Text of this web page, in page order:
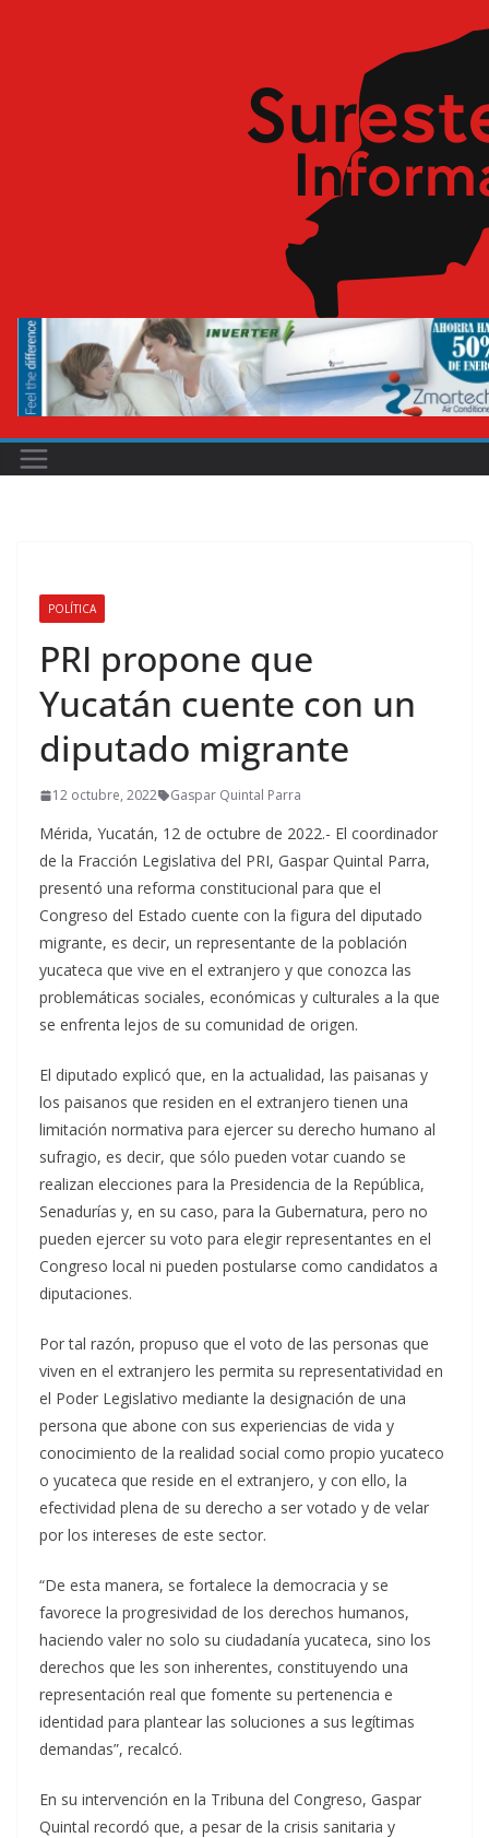
POLÍTICA
PRI propone que
Yucatán cuente con un
diputado migrante
12 octubre, 2022 Gaspar Quintal Parra
Mérida, Yucatán, 12 de octubre de 2022.- El coordinador
de la Fracción Legislativa del PRI, Gaspar Quintal Parra,
presentó una reforma constitucional para que el
Congreso del Estado cuente con la figura del diputado
migrante, es decir, un representante de la población
yucateca que vive en el extranjero y que conozca las
problemáticas sociales, económicas y culturales a la que
se enfrenta lejos de su comunidad de origen.
El diputado explicó que, en la actualidad, las paisanas y
los paisanos que residen en el extranjero tienen una
limitación normativa para ejercer su derecho humano al
sufragio, es decir, que sólo pueden votar cuando se
realizan elecciones para la Presidencia de la República,
Senadurías y, en su caso, para la Gubernatura, pero no
pueden ejercer su voto para elegir representantes en el
Congreso local ni pueden postularse como candidatos a
diputaciones.
Por tal razón, propuso que el voto de las personas que
viven en el extranjero les permita su representatividad en
el Poder Legislativo mediante la designación de una
persona que abone con sus experiencias de vida y
conocimiento de la realidad social como propio yucateco
o yucateca que reside en el extranjero, y con ello, la
efectividad plena de su derecho a ser votado y de velar
por los intereses de este sector.
“De esta manera, se fortalece la democracia y se
favorece la progresividad de los derechos humanos,
haciendo valer no solo su ciudadanía yucateca, sino los
derechos que les son inherentes, constituyendo una
representación real que fomente su pertenencia e
identidad para plantear las soluciones a sus legítimas
demandas”, recalcó.
En su intervención en la Tribuna del Congreso, Gaspar
Quintal recordó que, a pesar de la crisis sanitaria y